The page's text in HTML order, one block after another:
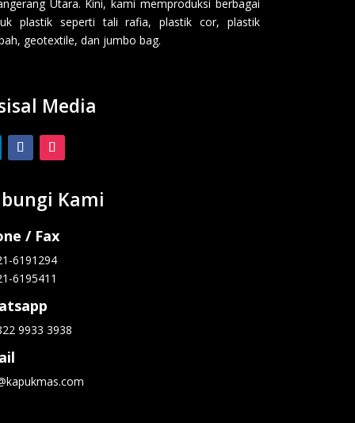
Utara. Kini, kami memproduksi berbagai
plastik seperti tali rafia, plastik cor, plastik
geotextile, dan jumbo bag.
Media
Kami
/ Fax
6191294
6195411
9933 3938